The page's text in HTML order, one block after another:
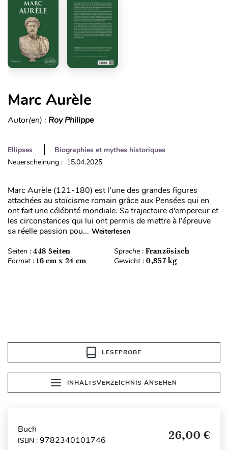
Marc Aurèle
Autor(en) : Roy Philippe
Ellipses
Biographies et mythes historiques
Neuerscheinung : 15.04.2025
Marc Aurèle (121-180) est l’une des grandes figures
attachées au stoïcisme romain grâce aux Pensées qui en
ont fait une célébrité mondiale. Sa trajectoire d’empereur et
les circonstances qui lui ont permis de mettre à l’épreuve
sa réelle passion pou... Weiterlesen
Seiten : 448 Seiten Sprache : Französisch
Format : 16 cm x 24 cm Gewicht : 0,857 kg
LESEPROBE
INHALTSVERZEICHNIS ANSEHEN
Buch
ISBN : 9782340101746 26,00 €